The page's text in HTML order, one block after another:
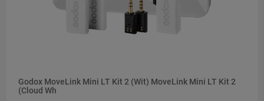
Godox MoveLink Mini LT Kit 2 (Wit) MoveLink Mini LT Kit 2
(Cloud Wh